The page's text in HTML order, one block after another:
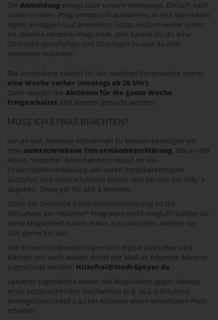
Die Anmeldung erfolgt über unsere Homepage. Einfach nach
unten scrollen, Programmpunkt auswählen, in den Warenkorb
legen, einloggen und anmelden. Schau einfach weiter unten
ins aktuelle Hitzefrei-Programm. Dort kannst du dir eine
Übersicht verschaffen und überlegen zu was du dich
anmelden möchtest!
Die Anmeldung starten für die jeweilige Ferienwoche immer
eine Woche vorher (montags ab 20 Uhr).
Dann werden die Aktionen für die ganze Woche
freigeschaltet und können gebucht werden.
MUSS ICH ETWAS BEACHTEN?
Um an den Aktionen teilnehmen zu können benötigen wir
eine unterschriebene Einverständniserklärung. Um an der
Aktion "Hitzefrei" teilzunehmen, müsst ihr die
Einverständniserklärung von euren Sorgeberechtigten
ausfüllen und unterschrieben lassen und bei uns am Fifty´s
abgeben. Diese gilt für alle 4 Wochen.
Ohne die Generelle Einverständniserklärung ist die
Teilnahme am "Hitzefrei" Programm nicht möglich! Sollten Sie
keine Möglichkeit haben etwas auszudrucken, melden Sie
sich gerne bei uns.
Alle Einverständiserkärungen sind digital ausfüllbar und
können uns auch wieder direkt per Mail an folgende Adresse
zugeschickt werden: Hitzefrei@Stadt-Speyer.de
Speyerer Jugendliche haben die Möglichkeit, gegen Vorlage
eines entsprechenden Nachweises (z.B. ALG II-Bescheid,
Wohngeldbescheid o.ä.) bei Aktionen einen ermäßigten Preis
erhalten.